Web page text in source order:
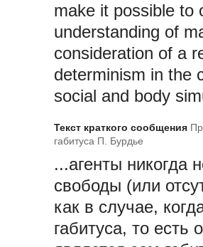
make it possible to
understanding of
consideration of a
determinism in the
social and body
Текст краткого сообщения
габитуса П. Бурдье
...агенты никогда
свободы (или
как в случае,
габитуса, то есть